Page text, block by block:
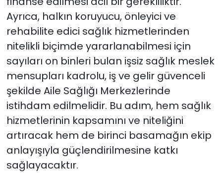
Ayrıca, halkın koruyucu, önleyici ve
rehabilite edici sağlık hizmetlerinden
nitelikli biçimde yararlanabilmesi için
sayıları on binleri bulan işsiz sağlık meslek
mensupları kadrolu, iş ve gelir güvenceli
şekilde Aile Sağlığı Merkezlerinde
istihdam edilmelidir. Bu adım, hem sağlık
hizmetlerinin kapsamını ve niteliğini
artıracak hem de birinci basamağın ekip
anlayışıyla güçlendirilmesine katkı
sağlayacaktır.